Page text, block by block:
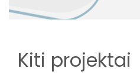
Kiti projektai